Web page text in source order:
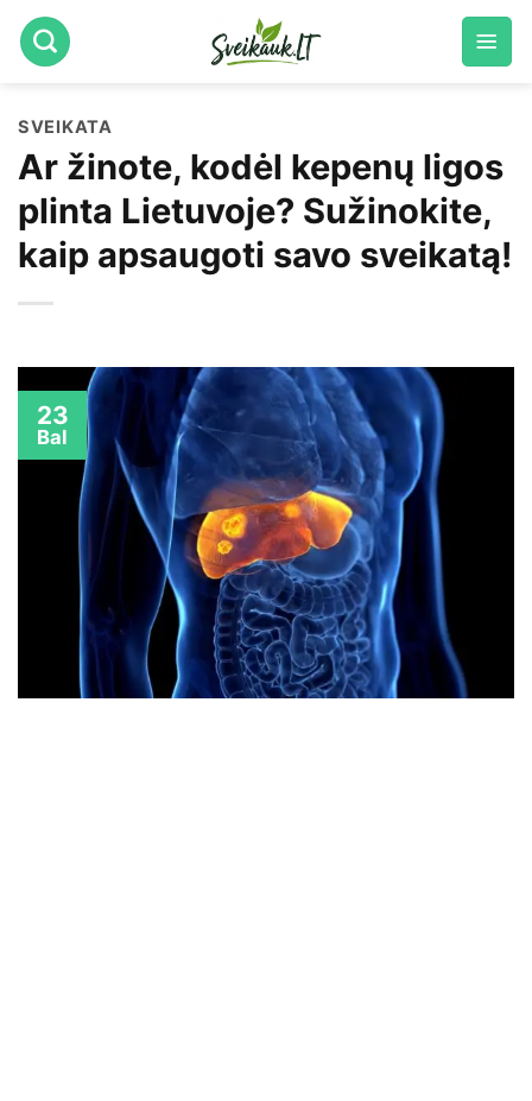
Skip
to
SVEIKATA
Ar žinote, kodėl kepenų ligos
plinta Lietuvoje? Sužinokite,
kaip apsaugoti savo sveikatą!
23
Bal